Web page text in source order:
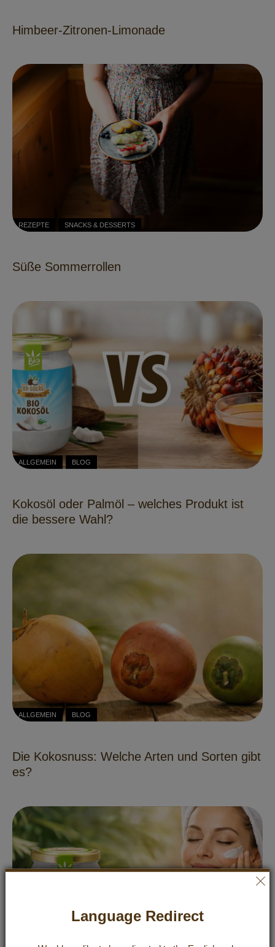
Himbeer-Zitronen-Limonade
REZEPTE SNACKS & DESSERTS
Süße Sommerrollen
ALLGEMEIN BLOG
Kokosöl oder Palmöl – welches Produkt ist
die bessere Wahl?
ALLGEMEIN BLOG
Die Kokosnuss: Welche Arten und Sorten gibt
es?
Language Redirect